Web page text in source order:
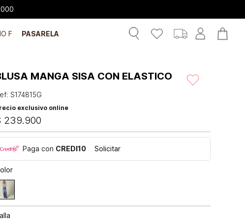
F PASARELA
MANGA SISA CON ELASTICO
:S174815G
exclusivo online
239.900
Paga con CREDI10 Solicitar